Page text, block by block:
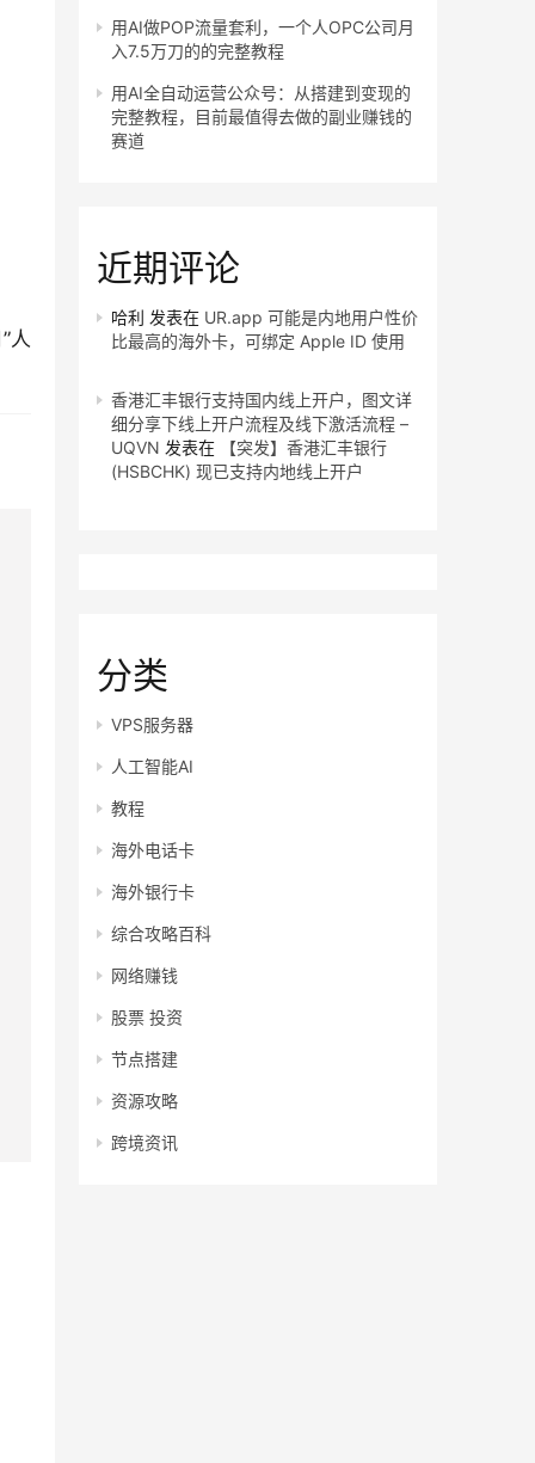
人
用AI做POP流量套利，一个人OPC公司月
入7.5万刀的的完整教程
用AI全自动运营公众号：从搭建到变现的
完整教程，目前最值得去做的副业赚钱的
赛道
近期评论
哈利 发表在 UR.app 可能是内地用户性价
比最高的海外卡，可绑定 Apple ID 使用
香港汇丰银行支持国内线上开户，图文详
细分享下线上开户流程及线下激活流程 –
UQVN 发表在
【突发】香港汇丰银行
(HSBCHK) 现已支持内地线上开户
分类
VPS服务器
人工智能AI
教程
海外电话卡
海外银行卡
综合攻略百科
网络赚钱
股票 投资
节点搭建
资源攻略
跨境资讯